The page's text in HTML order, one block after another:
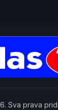
Sva prava